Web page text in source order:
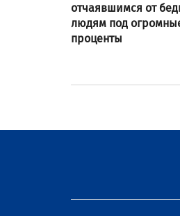
отчаявшимся от
людям под
проценты